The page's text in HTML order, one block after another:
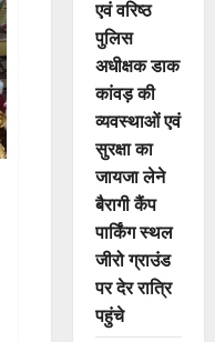
एवं वरिष्ठ
पुलिस
अधीक्षक डाक
कांवड़ की
व्यवस्थाओं एवं
सुरक्षा का
जायजा लेने
बैरागी कैंप
पार्किंग स्थल
जीरो ग्राउंड
पर देर रात्रि
पहुंचे